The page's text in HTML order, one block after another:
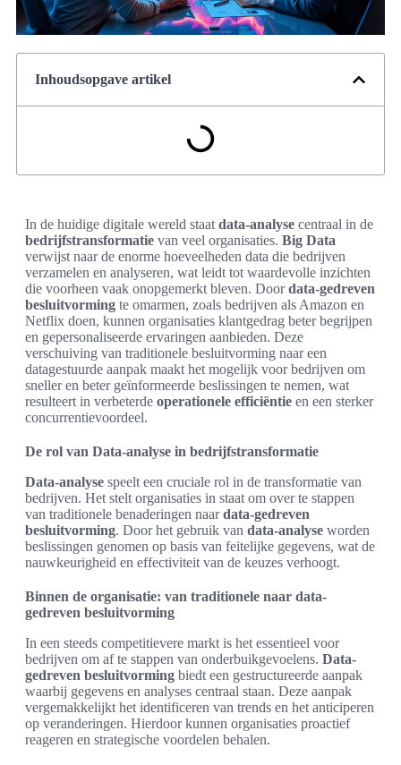
Inhoudsopgave artikel
In de huidige digitale wereld staat data-analyse centraal in de
bedrijfstransformatie van veel organisaties. Big Data
verwijst naar de enorme hoeveelheden data die bedrijven
verzamelen en analyseren, wat leidt tot waardevolle inzichten
die voorheen vaak onopgemerkt bleven. Doordata-gedreven
besluitvorming te omarmen, zoals bedrijven als Amazon en
Netflix doen, kunnen organisaties klantgedrag beter begrijpen
en gepersonaliseerde ervaringen aanbieden. Deze
verschuiving van traditionele besluitvorming naar een
datagestuurde aanpak maakt het mogelijk voor bedrijven om
sneller en beter geïnformeerde beslissingen te nemen, wat
resulteert in verbeterde operationele efficiëntie en een sterker
concurrentievoordeel.
De rol van Data-analyse in bedrijfstransformatie
Data-analyse speelt een cruciale rol in de transformatie van
bedrijven. Het stelt organisaties in staat om over te stappen
van traditionele benaderingen naardata-gedreven
besluitvorming. Door het gebruik van data-analyse worden
beslissingen genomen op basis van feitelijke gegevens, wat de
nauwkeurigheid en effectiviteit van de keuzes verhoogt.
Binnen de organisatie: van traditionele naar data-
gedreven besluitvorming
In een steeds competitievere markt is het essentieel voor
bedrijven om af te stappen van onderbuikgevoelens. Data-
gedreven besluitvorming biedt een gestructureerde aanpak
waarbij gegevens en analyses centraal staan. Deze aanpak
vergemakkelijkt het identificeren van trends en het anticiperen
op veranderingen. Hierdoor kunnen organisaties proactief
reageren en strategische voordelen behalen.